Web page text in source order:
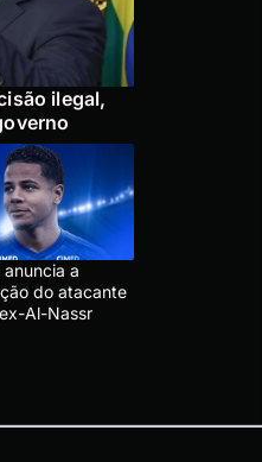
ilegal,
a
do atacante
Al-Nassr